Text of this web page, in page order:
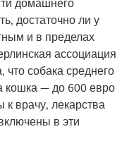
домашнего
достаточно ли у
и в пределах
ассоциация
собака среднего
кошка — до 600 евро
к врачу, лекарства
в эти